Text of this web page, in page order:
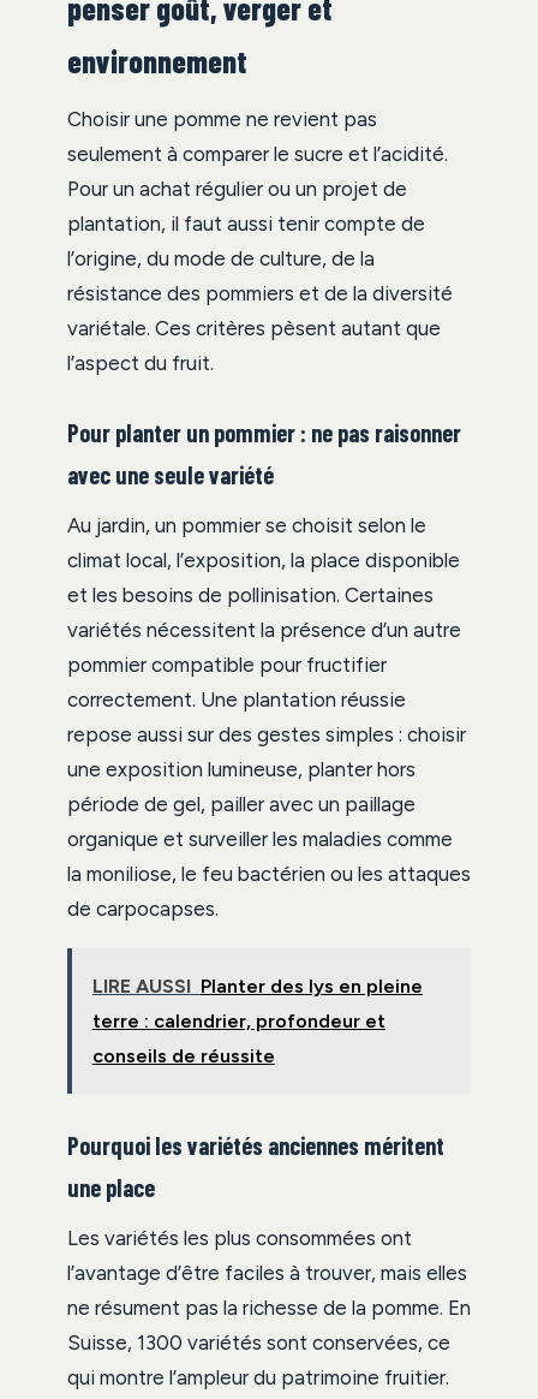
penser goût, verger et
environnement
Choisir une pomme ne revient pas
seulement à comparer le sucre et l’acidité.
Pour un achat régulier ou un projet de
plantation, il faut aussi tenir compte de
l’origine, du mode de culture, de la
résistance des pommiers et de la diversité
variétale. Ces critères pèsent autant que
l’aspect du fruit.
Pour planter un pommier : ne pas raisonner
avec une seule variété
Au jardin, un pommier se choisit selon le
climat local, l’exposition, la place disponible
et les besoins de pollinisation. Certaines
variétés nécessitent la présence d’un autre
pommier compatible pour fructifier
correctement. Une plantation réussie
repose aussi sur des gestes simples : choisir
une exposition lumineuse, planter hors
période de gel, pailler avec un paillage
organique et surveiller les maladies comme
la moniliose, le feu bactérien ou les attaques
de carpocapses.
LIRE AUSSI Planter des lys en pleine
terre : calendrier, profondeur et
conseils de réussite
Pourquoi les variétés anciennes méritent
une place
Les variétés les plus consommées ont
l’avantage d’être faciles à trouver, mais elles
ne résument pas la richesse de la pomme. En
Suisse, 1300 variétés sont conservées, ce
qui montre l’ampleur du patrimoine fruitier.